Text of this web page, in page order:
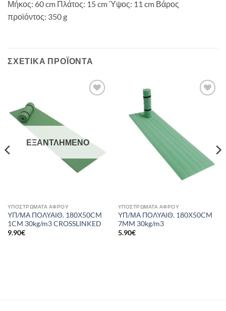
Μήκος: 60 cm Πλάτος: 15 cm Ύψος: 11 cm Βάρος
προϊόντος: 350 g
ΣΧΕΤΙΚΆ ΠΡΟΪΌΝΤΑ
ΕΞΑΝΤΛΗΜΈΝΟ
ΥΠΟΣΤΡΏΜΑΤΑ ΑΦΡΟΎ
ΥΠ/ΜΑ ΠΟΛΥΑΙΘ. 180Χ50CM
1CM 30kg/m3 CROSSLINKED
9.90€
ΥΠΟΣΤΡΏΜΑΤΑ ΑΦΡΟΎ
ΥΠ/ΜΑ ΠΟΛΥΑΙΘ. 180Χ50CM
7MM 30kg/m3
5.90€